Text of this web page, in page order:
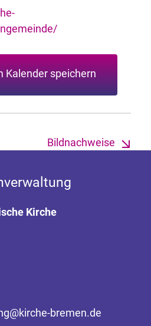
Kalender speichern
Bildnachweise
Kirche
bremen.de